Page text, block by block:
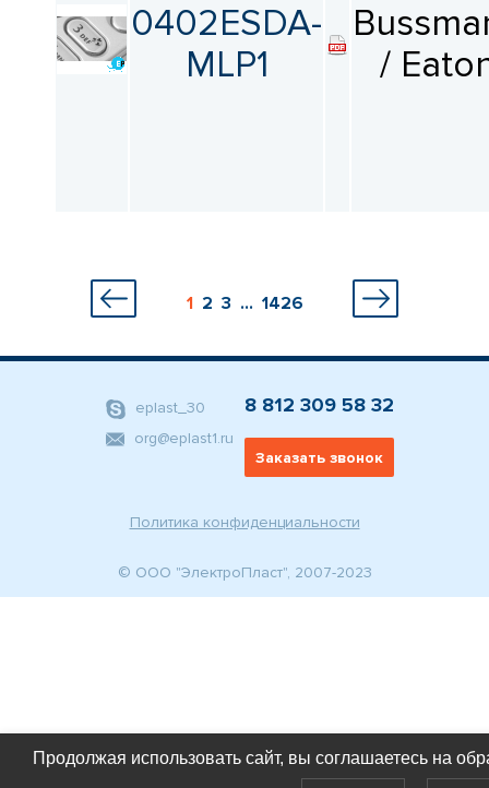
0402ESDA-
MLP1
/
1 2 3 ... 1426
Политика конфиденциальности
eplast_30
org@eplast1.ru
8 812 309 58 32
Заказать звонок
© ООО "ЭлектроПласт", 2007-2023
Продолжая использовать сайт, вы соглашаетесь на